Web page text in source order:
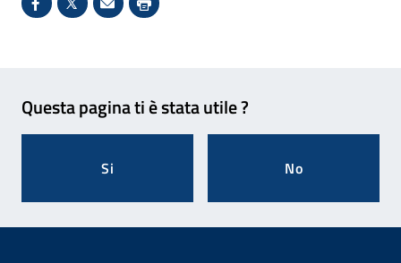
Condividi su Facebook - Sito esterno - Apertura in
X - Sito esterno - Apertura in nuova finestra
Invio Mail: apre il programma di posta
Stampa pagina: scelta meno
Questa pagina ti è stata utile ?
Si No